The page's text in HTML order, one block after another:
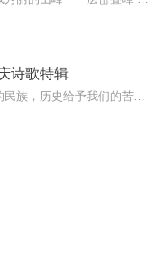
诗歌特辑